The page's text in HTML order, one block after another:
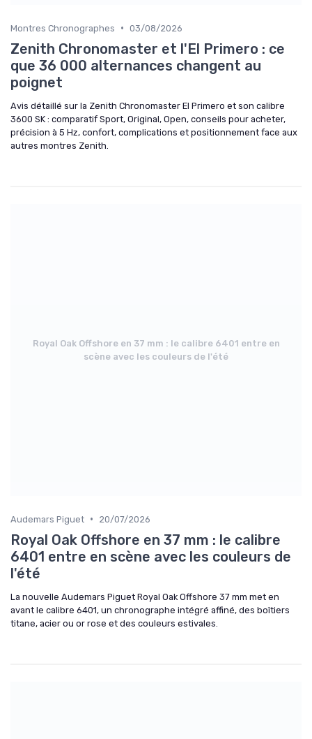
Montres Chronographes • 03/08/2026
Zenith Chronomaster et l'El Primero : ce
que 36 000 alternances changent au
poignet
Avis détaillé sur la Zenith Chronomaster El Primero et son calibre
3600 SK : comparatif Sport, Original, Open, conseils pour acheter,
précision à 5 Hz, confort, complications et positionnement face aux
autres montres Zenith.
Royal Oak Offshore en 37 mm : le calibre 6401 entre en
scène avec les couleurs de l'été
Audemars Piguet • 20/07/2026
Royal Oak Offshore en 37 mm : le calibre
6401 entre en scène avec les couleurs de
l'été
La nouvelle Audemars Piguet Royal Oak Offshore 37 mm met en
avant le calibre 6401, un chronographe intégré affiné, des boîtiers
titane, acier ou or rose et des couleurs estivales.